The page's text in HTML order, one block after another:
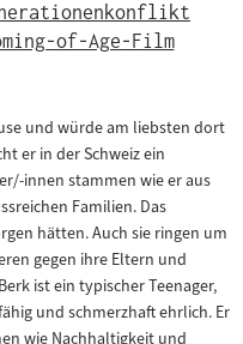
of-Age-Film
und würde am liebsten dort
er in der Schweiz ein
innen stammen wie er aus
Familien. Das
hätten. Auch sie ringen um
gegen ihre Eltern und
ist ein typischer Teenager,
und schmerzhaft ehrlich. Er
wie Nachhaltigkeit und